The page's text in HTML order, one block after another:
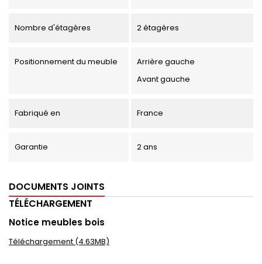
Nombre d'étagères 2 étagères
Positionnement du meuble
Arrière gauche
Avant gauche
Fabriqué en France
Garantie 2 ans
DOCUMENTS JOINTS
TÉLÉCHARGEMENT
Notice meubles bois
Téléchargement (4.63MB)